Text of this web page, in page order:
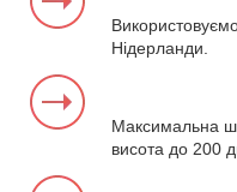
Нідерланди.
Максимальна
висота до 200